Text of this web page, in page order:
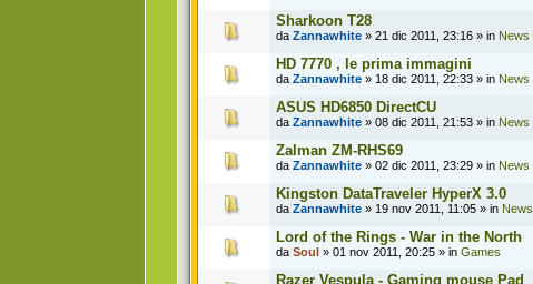
Sharkoon T28
da Zannawhite » 21 dic 2011, 23:16 » in News
HD 7770 , le prima immagini
da Zannawhite » 18 dic 2011, 22:33 » in News
ASUS HD6850 DirectCU
da Zannawhite » 08 dic 2011, 21:53 » in News
Zalman ZM-RHS69
da Zannawhite » 02 dic 2011, 23:29 » in News
Kingston DataTraveler HyperX 3.0
da Zannawhite » 19 nov 2011, 11:05 » in News
Lord of the Rings - War in the North
da Soul » 01 nov 2011, 20:25 » in Games
Razer Vespula - Gaming mouse Pad